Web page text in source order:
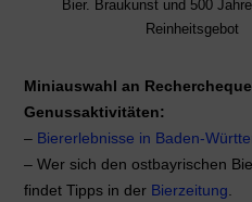
Bier. Braukunst und 500
Reinheitsgebot
Miniauswahl an
Genussaktivitäten:
– Biererlebnisse in Baden-
– Wer sich den ostbayrischen
findet Tipps in der Bierzeitung